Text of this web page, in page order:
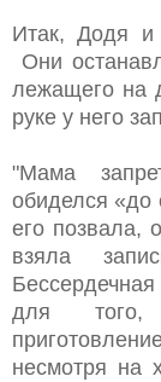
Итак, Додя и
Они
лежащего на
руке у него
"Мама
обиделся «до
его позвала,
взяла
для того,
несмотря на